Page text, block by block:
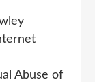
Abuse of